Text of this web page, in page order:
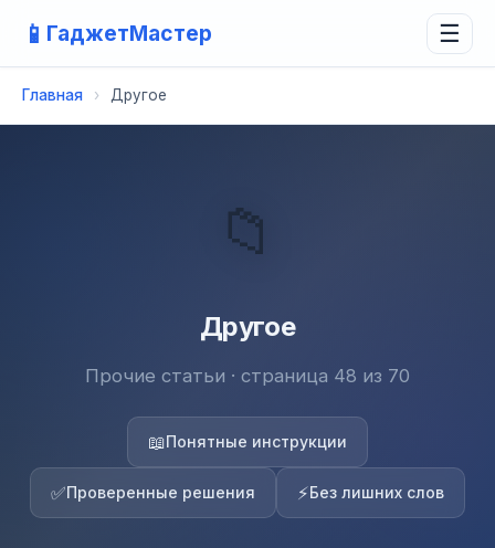
📱 ГаджетМастер ☰
Главная › Другое
📁
Другое
Прочие статьи · страница 48 из 70
📖Понятные инструкции
✅Проверенные решения ⚡Без лишних слов